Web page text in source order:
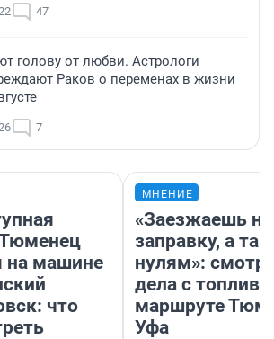
47
голову от любви. Астрологи
Раков о переменах в жизни
7
Тюменец
на машине
что
МНЕНИЕ
«Заезжаешь на
заправку, а
нулям»:
дела с
маршруте
Уфа